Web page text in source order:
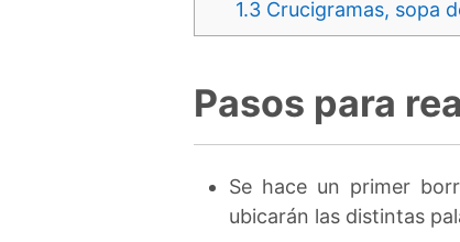
1.3 Crucigramas, sopa
Pasos para
Se hace un primer
ubicarán las distintas